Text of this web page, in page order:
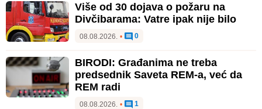
Više od 30 dojava o požaru na
Divčibarama: Vatre ipak nije bilo
08.08.2026. • 0
BIRODI: Građanima ne treba
predsednik Saveta REM-a, već da
REM radi
08.08.2026. • 1